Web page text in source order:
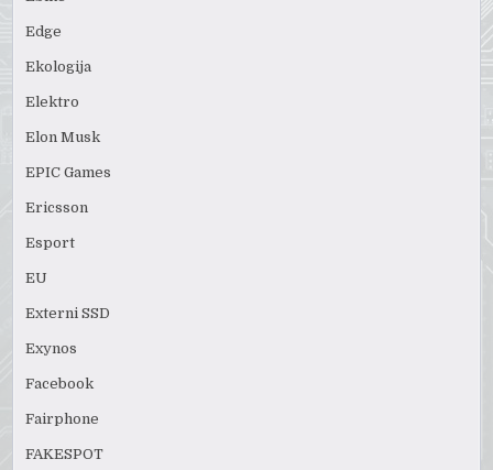
Edge
Ekologija
Elektro
Elon Musk
EPIC Games
Ericsson
Esport
EU
Externi SSD
Exynos
Facebook
Fairphone
FAKESPOT